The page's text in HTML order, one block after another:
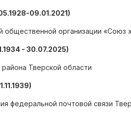
09.01.2021)
организации «Союз
- 30.07.2025)
Тверской области
федеральной почтовой связи